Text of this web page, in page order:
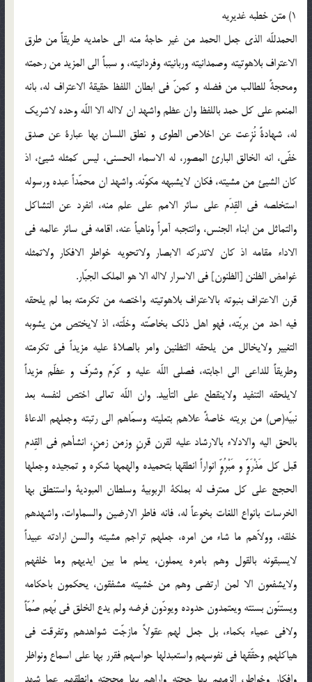
1) متن خطبه غديريه
الحمدللّه الذى جعل الحمد من غير حاجة منه الى حامديه طريقاً من طرق
الاعتراف بلاهوتيته وصمدانيته وربانيته وفردانيته، و سبباً الى المزيد من رحمته
ومحجةً للطالب من فضله و كمنّ فى ابطان اللفظ حقيقة الاعتراف له، بانه
المنعم على كل حمد باللفظ وان عظم واشهد ان لااله الا اللّه وحده لاشريك
له، شهادةً نُزِعت عن اخلاص الطوى و نطق اللسان بها عبارة عن صدق
خفّى، انه الخالق البارئ المصور، له الاسماء الحسنى، ليس كمثله شيئ، اذ
كان الشيئ من مشيته، فكان لايشبهه مكوّنه. واشهد ان محمّداً عبده ورسوله
استخلصه فى القِدَم على سائر الامم على علم منه، انفرد عن التشاكل
والتماثل من ابناء الجنس، وانتجبه آمراً وناهياً عنه، اقامه فى سائر عالمه فى
الاداء مقامه اذ كان لاتدركه الابصار ولاتحويه خواطر الافكار ولاتمثله
غوامض الظنن [الظنون] فى الاسرار لااله الا هو الملك الجبّار.
قرن الاعتراف بنبوته بالاعتراف بلاهوتيته واختصه من تكرمته بما لم يلحقه
فيه احد من بريّته، فهو اهل ذلك بخاصّته وخلّته، اذ لايختص من يشوبه
التغيير ولايخالل من يلحقه التظنين وامر بالصلاة عليه مزيداً فى تكرمته
وطريقاً للداعى الى اجابته، فصلى اللّه عليه و كرّم وشرّف و عظّم مزيداً
لايلحقه التنفيد ولاينقطع على التأبيد. وان اللّه تعالى اختص لنفسه بعد
نبيّه(ص) من بريته خاصةً علاهم بتعليته وسمّاهم الى رتبته وجعلهم الدعاة
بالحق اليه والادلاء بالارشاد عليه لقرن قرنٍ وزمن زمنٍ، انشأهم فى القِدم
قبل كل مَذْرَوٍّ و مَبْرُوٍّ انواراً انطقها بتحميده والهمها شكره و تمجيده وجعلها
الحجج على كل معترف له بملكة الربوبية وسلطان العبودية واستنطق بها
الخرسات بانواع اللغات بخوعاً له، فانه فاطر الارضين والسماوات، واشهدهم
خلقه، وولاّهم ما شاء من امره، جعلهم تراجم مشيته والسن ارادته عبيداً
لايسبقونه بالقول وهم بامره يعملون، يعلم ما بين ايديهم وما خلفهم
ولايشفعون الا لمن ارتضى وهم من خشيته مشفقون، يحكمون باحكامه
ويستنّون بسنته ويعتمدون حدوده ويودّون فرضه ولم يدع الخلق فى بُهم صُمّاً
ولافى عمياء بكماء، بل جعل لهم عقولاً مازجّت شواهدهم وتفرقت فى
هياكلهم وحقّقها فى نفوسهم واستعبدلها حواسهم فقرر بها على اسماع ونواظر